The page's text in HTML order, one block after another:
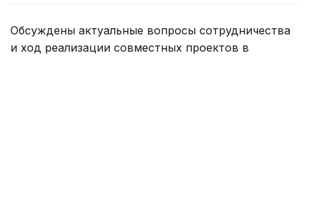
Обсуждены актуальные вопросы сотрудничества
и ход реализации совместных проектов в